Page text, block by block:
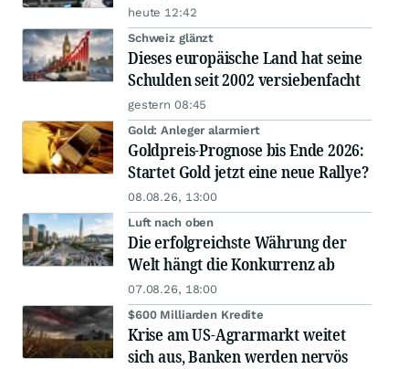
heute 12:42
Schweiz glänzt
Dieses europäische Land hat seine
Schulden seit 2002 versiebenfacht
gestern 08:45
Gold: Anleger alarmiert
Goldpreis-Prognose bis Ende 2026:
Startet Gold jetzt eine neue Rallye?
08.08.26, 13:00
Luft nach oben
Die erfolgreichste Währung der
Welt hängt die Konkurrenz ab
07.08.26, 18:00
$600 Milliarden Kredite
Krise am US-Agrarmarkt weitet
sich aus, Banken werden nervös